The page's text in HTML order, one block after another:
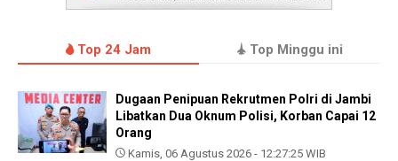
Top 24 Jam Top Minggu ini
Dugaan Penipuan Rekrutmen Polri di Jambi
Libatkan Dua Oknum Polisi, Korban Capai 12
Orang
Kamis, 06 Agustus 2026 - 12:27:25 WIB